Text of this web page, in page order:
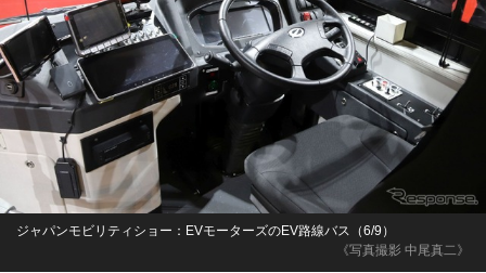
《写真撮影 中尾真二》
ジャパンモビリティショー：EVモーターズのEV路線バス（6/9）